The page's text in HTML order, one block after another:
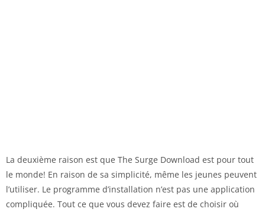
La deuxième raison est que The Surge Download est pour tout
le monde! En raison de sa simplicité, même les jeunes peuvent
l’utiliser. Le programme d’installation n’est pas une application
compliquée. Tout ce que vous devez faire est de choisir où